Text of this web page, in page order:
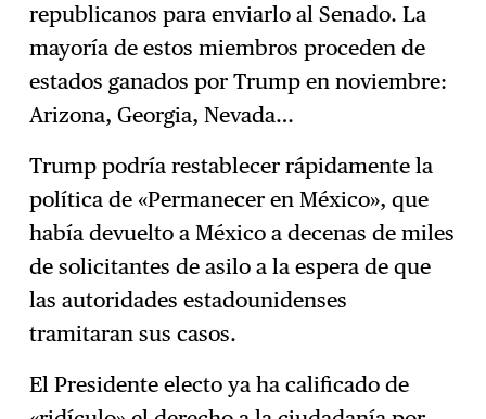
republicanos para enviarlo al Senado. La
mayoría de estos miembros proceden de
estados ganados por Trump en noviembre:
Arizona, Georgia, Nevada…
Trump podría restablecer rápidamente la
política de «Permanecer en México», que
había devuelto a México a decenas de miles
de solicitantes de asilo a la espera de que
las autoridades estadounidenses
tramitaran sus casos.
El Presidente electo ya ha calificado de